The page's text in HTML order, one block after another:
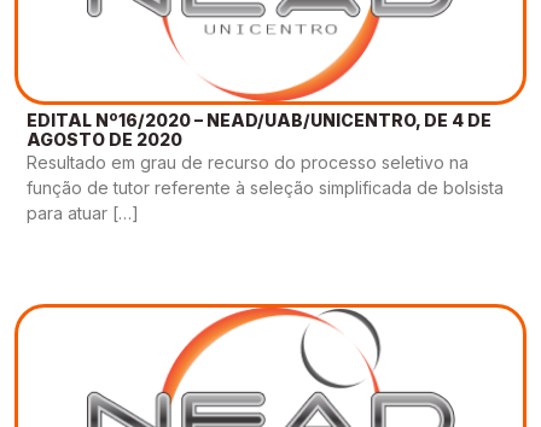
EDITAL Nº16/2020 – NEAD/UAB/UNICENTRO, DE 4 DE
AGOSTO DE 2020
Resultado em grau de recurso do processo seletivo na
função de tutor referente à seleção simplificada de bolsista
para atuar […]